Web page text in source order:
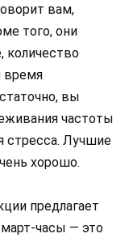
вам,
того, они
количество
время
вы
частоты
стресса. Лучшие
хорошо.
предлагает
часы — это